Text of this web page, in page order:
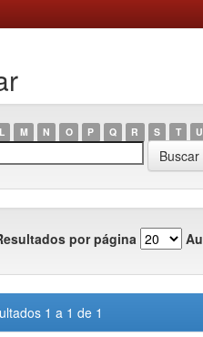
L M N O P Q R S T U
por página
1 a 1 de 1